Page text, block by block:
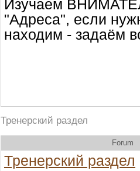
Изучаем
"Адреса", если
находим - задаём
Тренерский раздел
Forum
Тренерский раздел